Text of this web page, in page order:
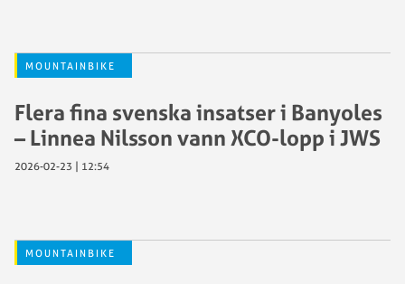
MOUNTAINBIKE
Flera fina svenska insatser i Banyoles
– Linnea Nilsson vann XCO-lopp i JWS
2026-02-23 | 12:54
MOUNTAINBIKE